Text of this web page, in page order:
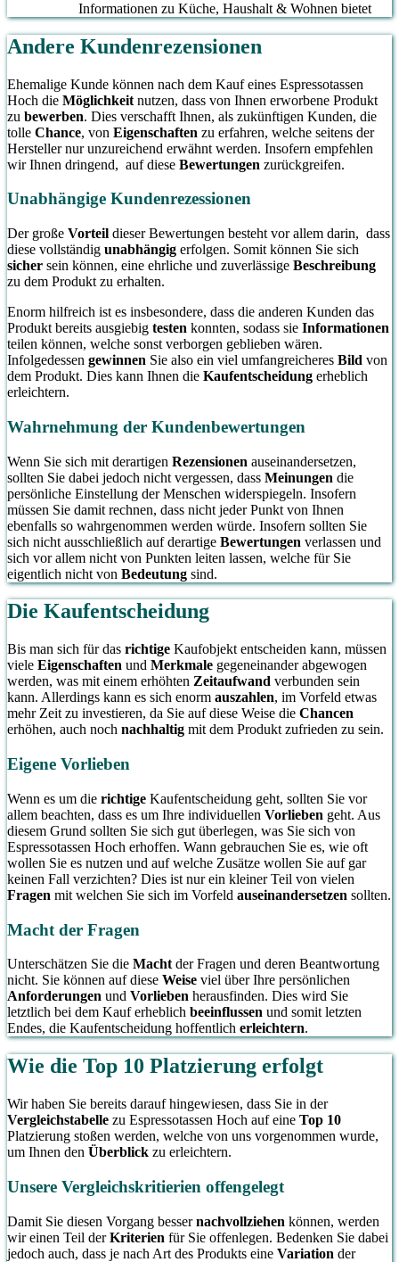
Informationen zu Küche, Haushalt & Wohnen bietet
Andere Kundenrezensionen
Ehemalige Kunde können nach dem Kauf eines Espressotassen
Hoch die Möglichkeit nutzen, dass von Ihnen erworbene Produkt
zu bewerben. Dies verschafft Ihnen, als zukünftigen Kunden, die
tolle Chance, von Eigenschaften zu erfahren, welche seitens der
Hersteller nur unzureichend erwähnt werden. Insofern empfehlen
wir Ihnen dringend, auf diese Bewertungen zurückgreifen.
Unabhängige Kundenrezessionen
Der große Vorteil dieser Bewertungen besteht vor allem darin, dass
diese vollständig unabhängig erfolgen. Somit können Sie sich
sicher sein können, eine ehrliche und zuverlässige Beschreibung
zu dem Produkt zu erhalten.
Enorm hilfreich ist es insbesondere, dass die anderen Kunden das
Produkt bereits ausgiebig testen konnten, sodass sie Informationen
teilen können, welche sonst verborgen geblieben wären.
Infolgedessen gewinnen Sie also ein viel umfangreicheres Bild von
dem Produkt. Dies kann Ihnen die Kaufentscheidung erheblich
erleichtern.
Wahrnehmung der Kundenbewertungen
Wenn Sie sich mit derartigen Rezensionen auseinandersetzen,
sollten Sie dabei jedoch nicht vergessen, dass Meinungen die
persönliche Einstellung der Menschen widerspiegeln. Insofern
müssen Sie damit rechnen, dass nicht jeder Punkt von Ihnen
ebenfalls so wahrgenommen werden würde. Insofern sollten Sie
sich nicht ausschließlich auf derartige Bewertungen verlassen und
sich vor allem nicht von Punkten leiten lassen, welche für Sie
eigentlich nicht von Bedeutung sind.
Die Kaufentscheidung
Bis man sich für das richtige Kaufobjekt entscheiden kann, müssen
viele Eigenschaften und Merkmale gegeneinander abgewogen
werden, was mit einem erhöhten Zeitaufwand verbunden sein
kann. Allerdings kann es sich enorm auszahlen, im Vorfeld etwas
mehr Zeit zu investieren, da Sie auf diese Weise die Chancen
erhöhen, auch noch nachhaltig mit dem Produkt zufrieden zu sein.
Eigene Vorlieben
Wenn es um die richtige Kaufentscheidung geht, sollten Sie vor
allem beachten, dass es um Ihre individuellen Vorlieben geht. Aus
diesem Grund sollten Sie sich gut überlegen, was Sie sich von
Espressotassen Hoch erhoffen. Wann gebrauchen Sie es, wie oft
wollen Sie es nutzen und auf welche Zusätze wollen Sie auf gar
keinen Fall verzichten? Dies ist nur ein kleiner Teil von vielen
Fragen mit welchen Sie sich im Vorfeld auseinandersetzen sollten.
Macht der Fragen
Unterschätzen Sie die Macht der Fragen und deren Beantwortung
nicht. Sie können auf diese Weise viel über Ihre persönlichen
Anforderungen und Vorlieben herausfinden. Dies wird Sie
letztlich bei dem Kauf erheblich beeinflussen und somit letzten
Endes, die Kaufentscheidung hoffentlich erleichtern.
Wie die Top 10 Platzierung erfolgt
Wir haben Sie bereits darauf hingewiesen, dass Sie in der
Vergleichstabelle zu Espressotassen Hoch auf eine Top 10
Platzierung stoßen werden, welche von uns vorgenommen wurde,
um Ihnen den Überblick zu erleichtern.
Unsere Vergleichskritierien offengelegt
Damit Sie diesen Vorgang bessernachvollziehen können, werden
wir einen Teil derKriterien für Sie offenlegen. Bedenken Sie dabei
jedoch auch, dass je nach Art des Produkts eine Variation der